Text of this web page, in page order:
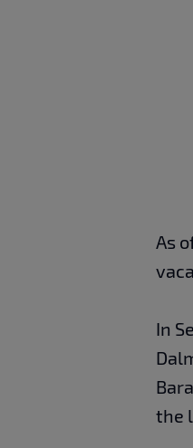
As
In
the